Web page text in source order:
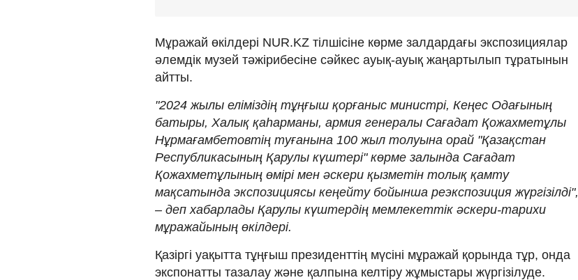
Мұражай өкілдері NUR.KZ тілшісіне көрме залдардағы экспозициялар
әлемдік музей тәжірибесіне сәйкес ауық-ауық жаңартылып тұратынын
айтты.
"2024 жылы еліміздің тұңғыш қорғаныс министрі, Кеңес Одағының
батыры, Халық қаһарманы, армия генералы Сағадат Қожахметұлы
Нұрмағамбетовтің туғанына 100 жыл толуына орай "Қазақстан
Республикасының Қарулы күштері" көрме залында Сағадат
Қожахметұлының өмірі мен әскери қызметін толық қамту
мақсатында экспозициясы кеңейту бойынша реэкспозиция жүргізілді",
– деп хабарлады Қарулы күштердің мемлекеттік әскери-тарихи
мұражайының өкілдері.
Қазіргі уақытта тұңғыш президенттің мүсіні мұражай қорында тұр, онда
экспонатты тазалау және қалпына келтіру жұмыстары жүргізілуде.